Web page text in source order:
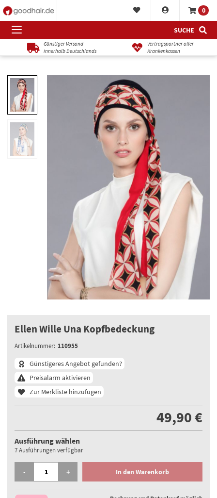
0
SUCHE
Günstiger Versand
innerhalb Deutschlands
Vertragspartner aller
Krankenkassen
Ellen Wille Una Kopfbedeckung
Artikelnummer: 110955
Günstigeres Angebot gefunden?
Preisalarm aktivieren
Zur Merkliste hinzufügen
49,90 €
Ausführung wählen
7 Ausführungen verfügbar
-
ELLEN WILLE UNA KOPFBEDECKUNG MENGE
+ In den Warenkorb